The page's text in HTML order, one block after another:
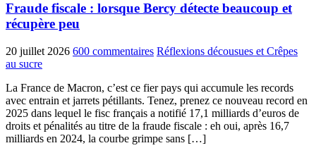
Fraude fiscale : lorsque Bercy détecte beaucoup et
récupère peu
20 juillet 2026 600 commentaires Réflexions décousues et Crêpes
au sucre
La France de Macron, c’est ce fier pays qui accumule les records
avec entrain et jarrets pétillants. Tenez, prenez ce nouveau record en
2025 dans lequel le fisc français a notifié 17,1 milliards d’euros de
droits et pénalités au titre de la fraude fiscale : eh oui, après 16,7
milliards en 2024, la courbe grimpe sans […]